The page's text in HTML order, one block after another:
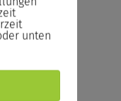
unten